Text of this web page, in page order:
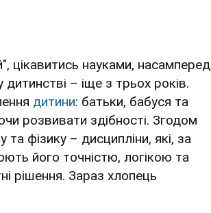
цікавитись науками, насамперед
– іще з трьох років.
дитини: батьки, бабуся та
розвивати здібності. Згодом
фізику – дисципліни, які, за
його точністю, логікою та
рішення. Зараз хлопець